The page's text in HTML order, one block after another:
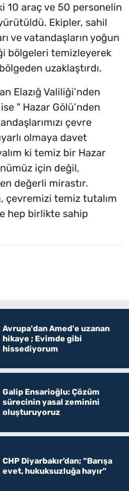
10 araç ve 50 personelin
Ekipler, sahil
ve vatandaşların yoğun
bölgeleri temizleyerek
uzaklaştırdı.
Elazığ Valiliği’nden
" Hazar Gölü’nden
çevre
olmaya davet
ki temiz bir Hazar
için değil,
değerli mirastır.
çevremizi temiz tutalım
hep birlikte sahip
Avrupa'dan Amed'e uzanan
hikaye ; Evimde gibi
hissediyorum
Galip Ensarioğlu: Çözüm
sürecinin yasal zeminini
oluşturuyoruz
CHP Diyarbakır’dan; “Barışa
evet, hukuksuzluğa hayır"